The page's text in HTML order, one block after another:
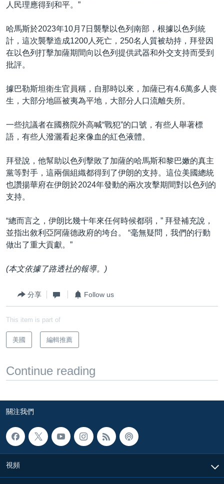
人民理應得到和平。”
哈馬斯於2023年10月7日襲擊以色列南部，根據以色列統
計，這次襲擊造成1200人死亡，250名人質被劫持，拜登因
在以色列打擊加薩期間向以色列提供武器和外交支持而受到
批評。
據巴勒斯坦衛生官員稱，自那時以來，加薩已有4.6萬多人喪
生，大部分地區被夷為平地，大部分人口流離失所。
一些抗議者在國務院外高喊“戰犯”的口號，有些人舉著標
語，有些人潑灑看起來像血的紅色液體。
拜登說，他幫助以色列擊敗了加薩的哈馬斯和黎巴嫩的真主
黨等對手，這兩個組織都得到了伊朗的支持。這位美國總統
也讚揚華府在伊朗於2024年發動的兩次攻擊期間對以色列的
支持。
“總而言之，伊朗比幾十年來任何時候都弱，” 拜登補充說，
並指出敘利亞阿薩德政府的垮台。 “毫無疑問，我們的行動
做出了重大貢獻。”
(本文依據了路透社的報導。)
分享 Follow us
This item is part of
美國 編輯推薦
Continue reading
關注我們
視頻